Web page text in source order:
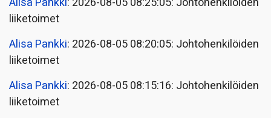
liiketoimet
Alisa Pankki: 2026-08-05 08:20:05: Johtohenkilöiden
liiketoimet
Alisa Pankki: 2026-08-05 08:15:16: Johtohenkilöiden
liiketoimet